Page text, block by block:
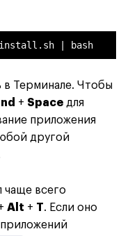
| bash
в Терминале. Чтобы
+ Space для
приложения
другой
чаще всего
Alt + T. Если оно